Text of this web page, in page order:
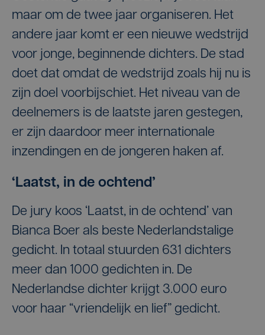
maar om de twee jaar organiseren. Het
andere jaar komt er een nieuwe wedstrijd
voor jonge, beginnende dichters. De stad
doet dat omdat de wedstrijd zoals hij nu is
zijn doel voorbijschiet. Het niveau van de
deelnemers is de laatste jaren gestegen,
er zijn daardoor meer internationale
inzendingen en de jongeren haken af.
‘Laatst, in de ochtend’
De jury koos ‘Laatst, in de ochtend’ van
Bianca Boer als beste Nederlandstalige
gedicht. In totaal stuurden 631 dichters
meer dan 1000 gedichten in. De
Nederlandse dichter krijgt 3.000 euro
voor haar “vriendelijk en lief” gedicht.